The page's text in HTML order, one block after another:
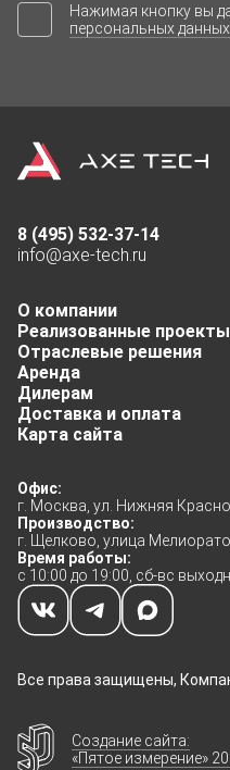
Нажимая кнопку вы
персональных данных
О компании
Реализованные проекты
Отраслевые решения
Аренда
Дилерам
Доставка и оплата
Карта сайта
Офис:
г. Москва, ул. Нижняя
Производство:
г. Щелково, улица
Время работы:
с 10:00 до 19:00, сб-вс
8 (495) 532-37-14
info@axe-tech.ru
Все права защищены,
Создание сайта:
«Пятое измерение»